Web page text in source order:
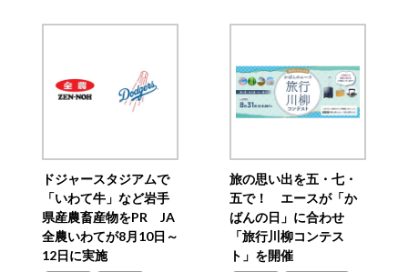
ドジャースタジアムで
「いわて牛」など岩手
県産農畜産物をPR JA
全農いわてが8月10日～
12日に実施
旅の思い出を五・七・
五で！ エースが「か
ばんの日」に合わせ
「旅行川柳コンテス
ト」を開催